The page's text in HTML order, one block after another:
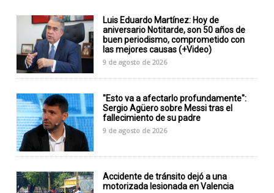
Luis Eduardo Martínez: Hoy de
aniversario Notitarde, son 50 años de
buen periodismo, comprometido con
las mejores causas (+Video)
9 de agosto de 2026
"Esto va a afectarlo profundamente":
Sergio Agüero sobre Messi tras el
fallecimiento de su padre
9 de agosto de 2026
Accidente de tránsito dejó a una
motorizada lesionada en Valencia